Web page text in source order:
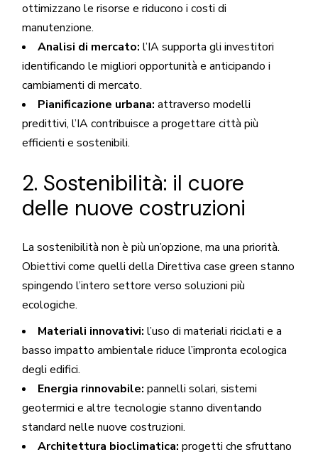
ottimizzano le risorse e riducono i costi di
manutenzione.
Analisi di mercato: l’IA supporta gli investitori
identificando le migliori opportunità e anticipando i
cambiamenti di mercato.
Pianificazione urbana: attraverso modelli
predittivi, l’IA contribuisce a progettare città più
efficienti e sostenibili.
2. Sostenibilità: il cuore
delle nuove costruzioni
La sostenibilità non è più un’opzione, ma una priorità.
Obiettivi come quelli della Direttiva case green stanno
spingendo l’intero settore verso soluzioni più
ecologiche.
Materiali innovativi: l’uso di materiali riciclati e a
basso impatto ambientale riduce l’impronta ecologica
degli edifici.
Energia rinnovabile: pannelli solari, sistemi
geotermici e altre tecnologie stanno diventando
standard nelle nuove costruzioni.
Architettura bioclimatica: progetti che sfruttano